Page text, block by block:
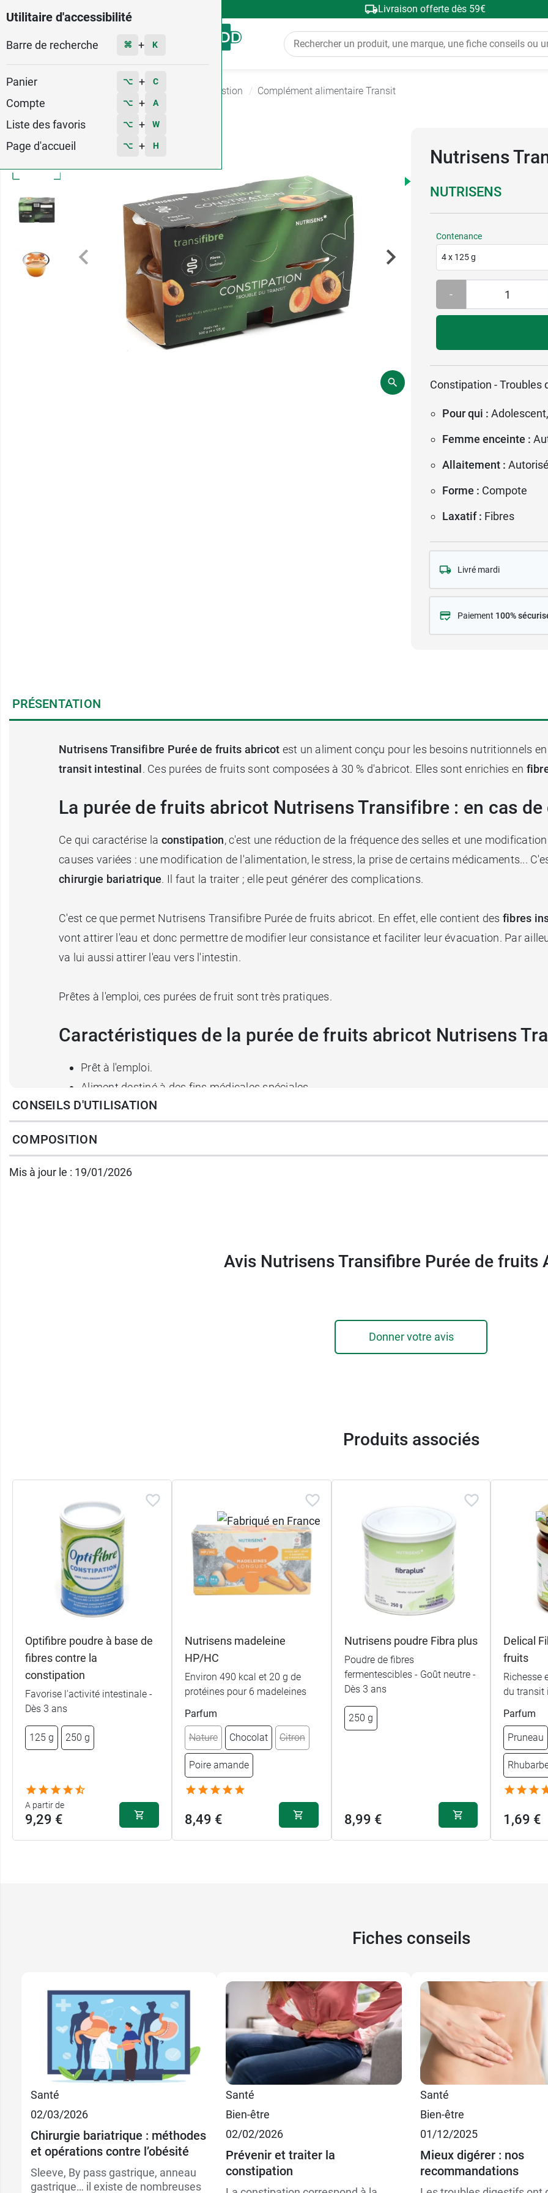
Utilitaire d'accessibilité
Barre de recherche ⌘ + K
Panier ⌥ + C
Compte ⌥ + A
Liste des favoris ⌥ + W
Page d'accueil ⌥ + H
Livraison offerte dès 59€
Menu
Complement alimentaire Digestion Complément alimentaire Transit
Nutrisens
NUTRISENS
Contenance
4 x 125 g
-
Constipation - Troubles
Pour qui :
Femme enceinte :
Allaitement : Autorisé
Forme : Compote
Laxatif : Fibres
Livré mardi
Paiement 100%
PRÉSENTATION
Nutrisens Transifibre Purée de fruits abricot est un aliment conçu pour les besoins nutritionnels
transit intestinal. Ces purées de fruits sont composées à 30 % d'abricot. Elles sont enrichies en
La purée de fruits abricot Nutrisens Transifibre : en cas
Ce qui caractérise la constipation, c'est une réduction de la fréquence des selles et une
causes variées : une modification de l'alimentation, le stress, la prise de certains médicaments...
chirurgie bariatrique. Il faut la traiter ; elle peut générer des complications.
C'est ce que permet Nutrisens Transifibre Purée de fruits abricot. En effet, elle contient des fibres
vont attirer l'eau et donc permettre de modifier leur consistance et faciliter leur évacuation. Par
va lui aussi attirer l'eau vers l'intestin.
Prêtes à l'emploi, ces purées de fruit sont très pratiques.
Caractéristiques de la purée de fruits abricot Nutrisens
Prêt à l'emploi.
Aliment destiné à des fins médicales spéciales.
Fibres + sorbitol.
Teneur en lactose : < 0,5/100 g.
Substances d'origine végétale.
Sans OGM.
CONSEILS D'UTILISATION
COMPOSITION
Mis à jour le : 19/01/2026
Avis Nutrisens Transifibre Purée de fruits
Donner votre avis
Produits associés
Optifibre poudre à base de
fibres contre la
constipation
Favorise l'activité intestinale -
Dès 3 ans
125 g 250 g
A partir de
9,29 €
125 g
250 g 15,89 €
Nutrisens madeleine
HP/HC
Environ 490 kcal et 20 g de
protéines pour 6 madeleines
Parfum
Nature Chocolat Citron
Poire amande
8,49 €
Nature 8,49 €
8,49 €
8,49 €
Poire amande 8,49 €
Nutrisens poudre Fibra plus
Poudre de fibres
fermentescibles - Goût neutre -
Dès 3 ans
250 g
8,99 €
Delical
fruits
Richesse
du transit
Parfum
Pruneau
1,69 €
Rhubarbe
Fiches conseils
Santé
02/03/2026
Chirurgie bariatrique : méthodes
et opérations contre l’obésité
Sleeve, By pass gastrique, anneau
gastrique… il existe de nombreuses
Santé
Bien-être
02/02/2026
Prévenir et traiter la
constipation
Santé
Bien-être
01/12/2025
Mieux digérer : nos
recommandations